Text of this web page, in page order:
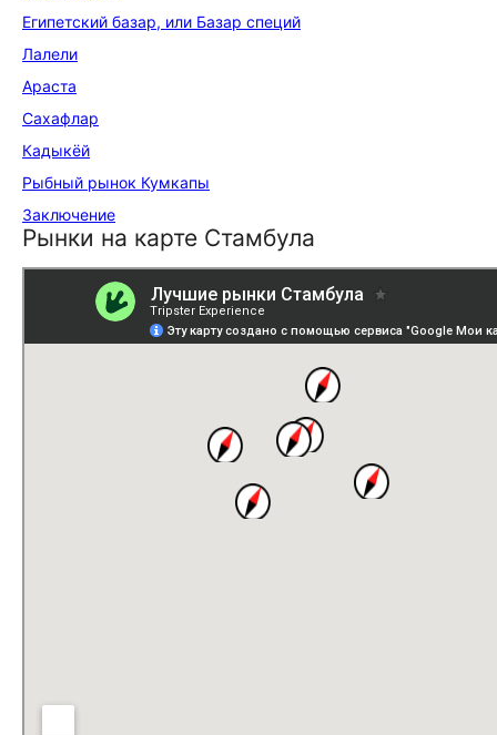
Египетский базар, или Базар специй
Лалели
Араста
Сахафлар
Кадыкёй
Рыбный рынок Кумкапы
Заключение
Рынки на карте Стамбула